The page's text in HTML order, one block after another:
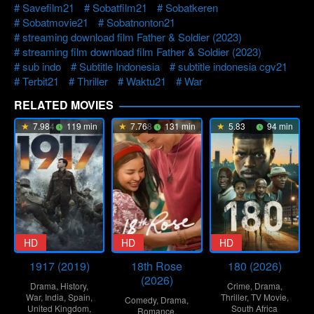
Savefilm21
Sobatfilm21
Sobatkeren
Sobatmovie21
Sobatnonton21
streaming download film Father & Soldier (2023)
streaming film download film Father & Soldier (2023)
sub indo
Subtitle Indonesia
subtitle indonesia cgv21
Terbit21
Thriller Waktu21 War
RELATED MOVIES
7.984 119 min
HD
1917 (2019)
Drama, History,
War, India,Spain,
United Kingdom,
7.768 131 min
HD
18th Rose
(2026)
Comedy, Drama,
Romance,
5.83 94 min
HD
180 (2026)
Crime, Drama,
Thriller, TV Movie,
South Africa